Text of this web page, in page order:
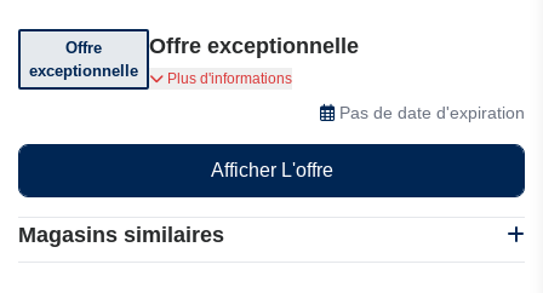
Magasins similaires
Offre
exceptionnelle
Offre exceptionnelle
Profitez d'offres exceptionnelles
Plus d'informations
Pas de date d'expiration
Afficher L'offre